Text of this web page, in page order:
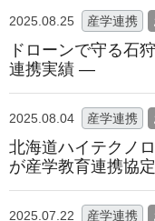
2025.08.25 産学連携
ドローンで守る
連携実績 ―
2025.08.04 産学連携
北海道ハイテクノ
が産学教育連携協
2025.07.22 産学連携